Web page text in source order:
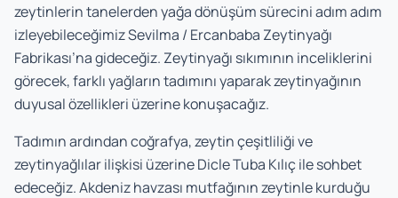
zeytinlerin tanelerden yağa dönüşüm sürecini adım adım
izleyebileceğimiz Sevilma / Ercanbaba Zeytinyağı
Fabrikası’na gideceğiz. Zeytinyağı sıkımının inceliklerini
görecek, farklı yağların tadımını yaparak zeytinyağının
duyusal özellikleri üzerine konuşacağız.
Tadımın ardından coğrafya, zeytin çeşitliliği ve
zeytinyağlılar ilişkisi üzerine Dicle Tuba Kılıç ile sohbet
edeceğiz. Akdeniz havzası mutfağının zeytinle kurduğu